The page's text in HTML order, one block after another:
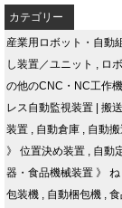
カテゴリー
産業用ロボット・自動
し装置／ユニット
ロ
の他のCNC・NC工作
レス自動監視装置 | 搬
装置
自動倉庫 自動
》 位置決め装置 自動
器・食品機械装置 》
包装機
自動梱包機